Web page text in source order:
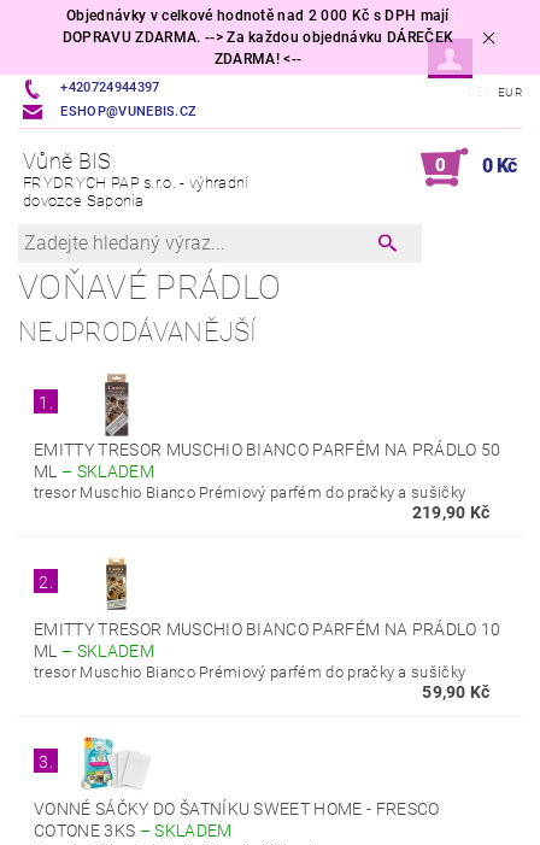
Objednávky v celkové hodnotě nad 2 000 Kč s DPH mají
DOPRAVU ZDARMA. --> Za každou objednávku DÁREČEK
ZDARMA! <--
+420724944397
ESHOP@VUNEBIS.CZ
EUR
Vůně BIS
FRYDRYCH PAP s.r.o. - výhradní
dovozce Saponia
0 0 Kč
VOŇAVÉ PRÁDLO
NEJPRODÁVANĚJŠÍ
1.
EMITTY TRESOR MUSCHIO BIANCO PARFÉM NA PRÁDLO 50
ML – SKLADEM
tresor Muschio Bianco Prémiový parfém do pračky a sušičky
219,90 Kč
2.
EMITTY TRESOR MUSCHIO BIANCO PARFÉM NA PRÁDLO 10
ML – SKLADEM
tresor Muschio Bianco Prémiový parfém do pračky a sušičky
59,90 Kč
3.
VONNÉ SÁČKY DO ŠATNÍKU SWEET HOME - FRESCO
COTONE 3KS –SKLADEM